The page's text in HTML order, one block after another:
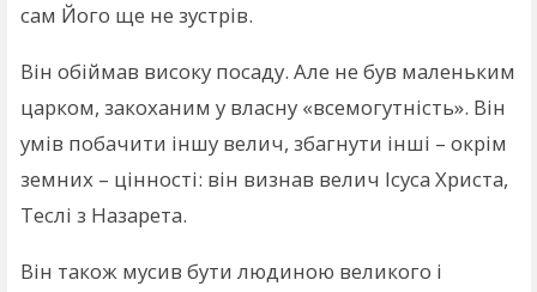
сам Його ще не зустрів.
Він обіймав високу посаду. Але не був маленьким
царком, закоханим у власну «всемогутність». Він
умів побачити іншу велич, збагнути інші – окрім
земних – цінності: він визнав велич Ісуса Христа,
Теслі з Назарета.
Він також мусив бути людиною великого і